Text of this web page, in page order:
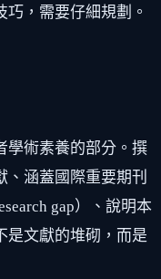
，需要仔細規劃。
學術素養的部分。撰
、涵蓋國際重要期刊
gap）、說明本
是文獻的堆砌，而是